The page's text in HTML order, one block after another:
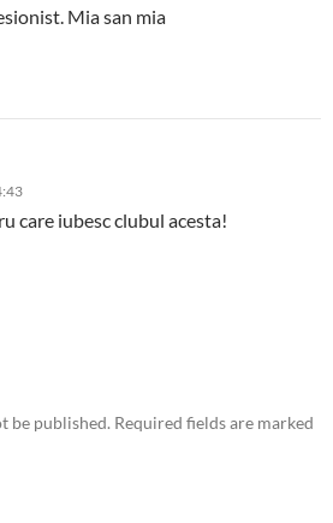
Mia san mia
care iubesc clubul acesta!
be published. Required fields are marked